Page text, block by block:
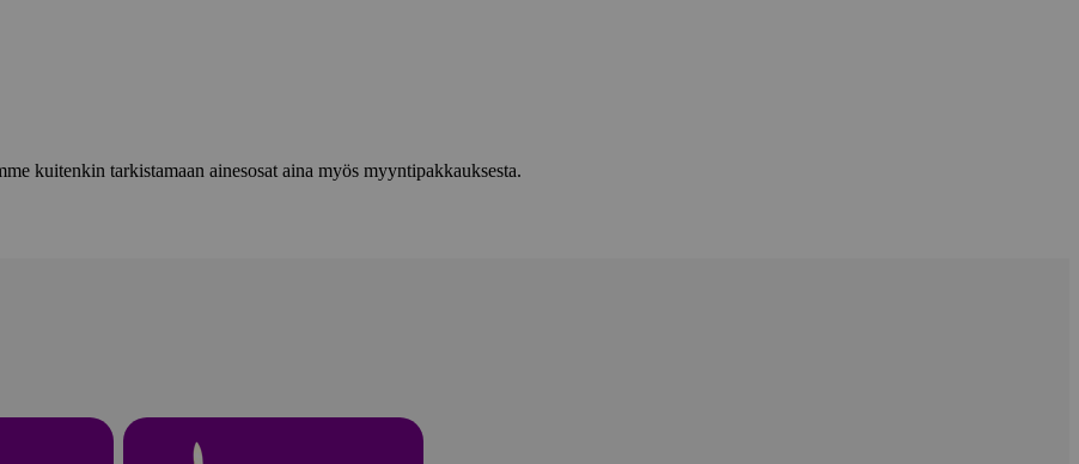
kuitenkin tarkistamaan ainesosat aina myös myyntipakkauksesta.